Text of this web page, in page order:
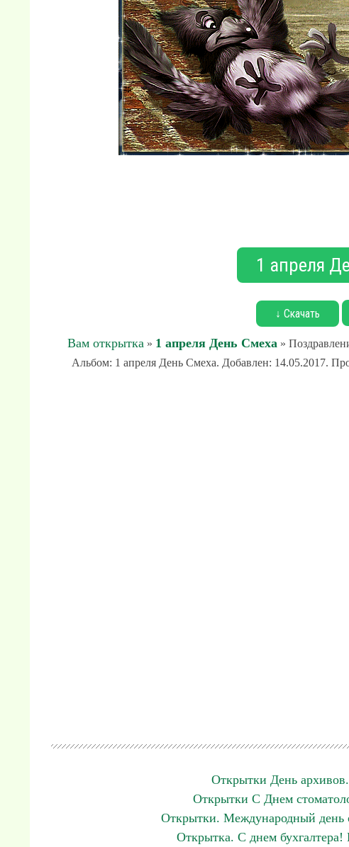
1 апреля
↓ Скачать
Вам открытка » 1 апреля День Смеха »
Альбом: 1 апреля День Смеха. Добавлен: 14.05.2017.
Открытки День
Открытки С Днем
Открытки. Международный день
Открытка. С днем бухгалтера!